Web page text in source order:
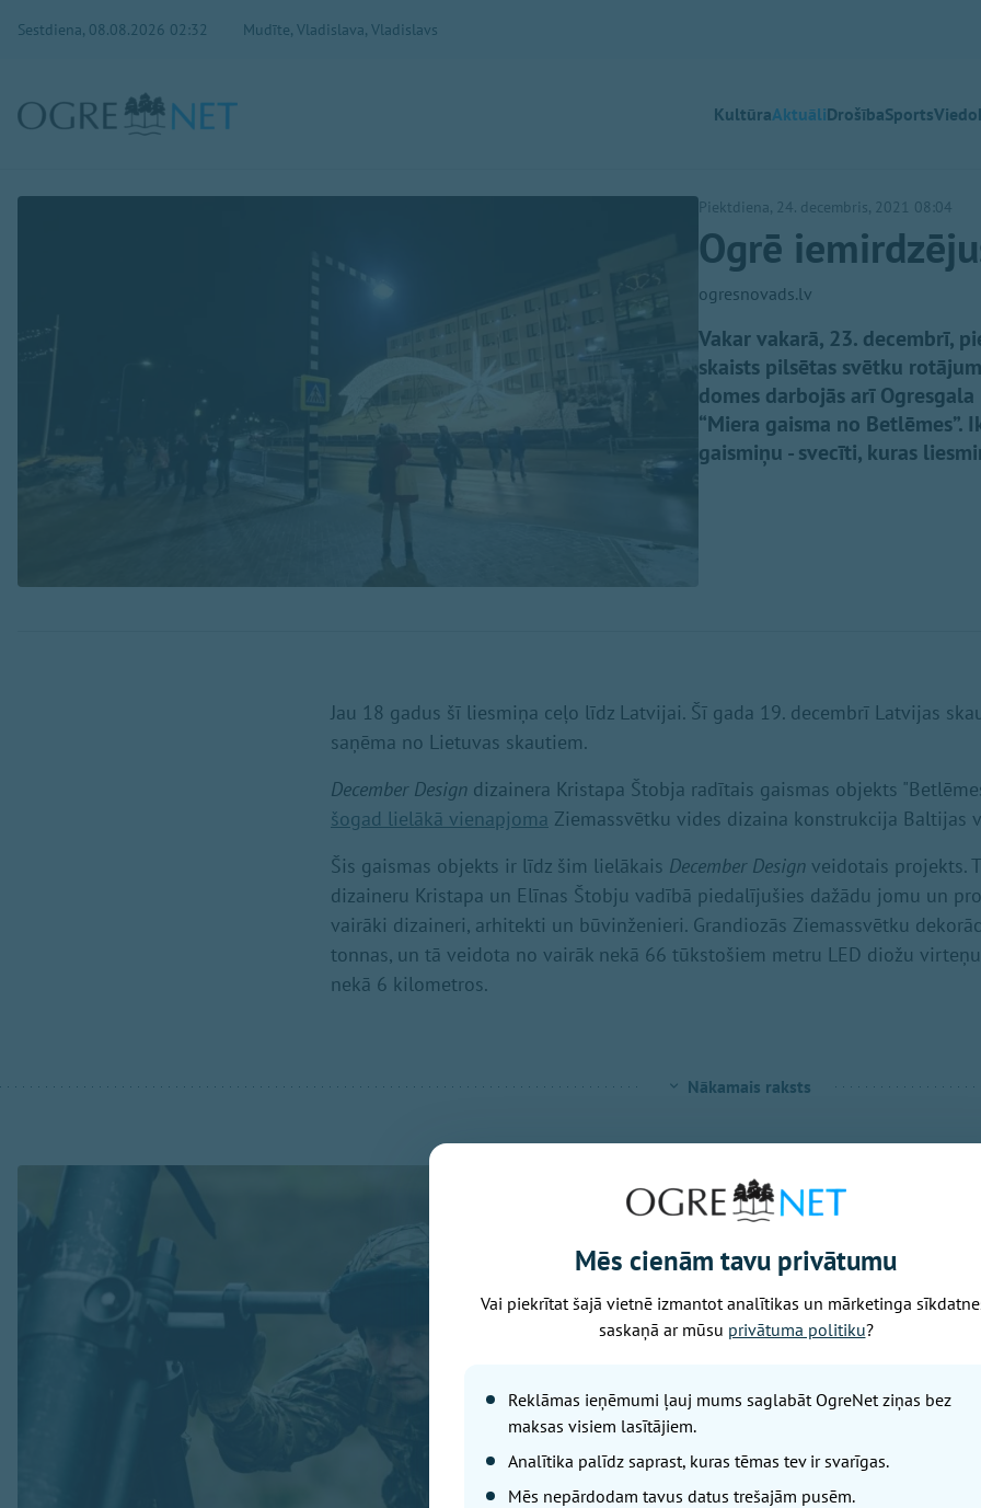
Sestdiena, 08.08.2026 02:32 Mudīte, Vladislava, Vladislavs
KultūraAktuāliDrošībaSports
Piektdiena, 24. decembris, 2021 08:04
Ogrē
ogresnovads.lv
Vakar vakarā, 23. decembrī,
skaists pilsētas svētku
domes darbojās arī
“Miera gaisma no
gaismiņu - svecīti, kuras
Jau 18 gadus šī liesmiņa ceļo līdz Latvijai. Šī gada 19. decembrī Latvijas
saņēma no Lietuvas skautiem.
December Designdizainera Kristapa Štobja radītais gaismas objekts
šogad lielākā vienapjoma Ziemassvētku vides dizaina konstrukcija Baltijas
Šis gaismas objekts ir līdz šim lielākais December Designveidotais projekts.
dizaineru Kristapa un Elīnas Štobju vadībā piedalījušies dažādu jomu un
vairāki dizaineri, arhitekti un būvinženieri. Grandiozās Ziemassvētku
tonnas, un tā veidota no vairāk nekā 66 tūkstošiem metru LED diožu
nekā 6 kilometros.
Nākamais raksts
Piektdiena, 7. augusts, 2026 14:33
Ogres un
Zemessardzes
iedzīvotājus
No 7. līdz 9. augustam Ogres
Zemessardzes 2. Vidzemes
Iedzīvotāji tiek aicināti ar
militārās tehnikas klātbūtni.
Mēs cienām tavu privātumu
Vai piekrītat šajā vietnē izmantot analītikas un mārketinga
saskaņā ar mūsu privātuma politiku?
Reklāmas ieņēmumi ļauj mums saglabāt OgreNet ziņas bez
maksas visiem lasītājiem.
Analītika palīdz saprast, kuras tēmas tev ir svarīgas.
Mēs nepārdodam tavus datus trešajām pusēm.